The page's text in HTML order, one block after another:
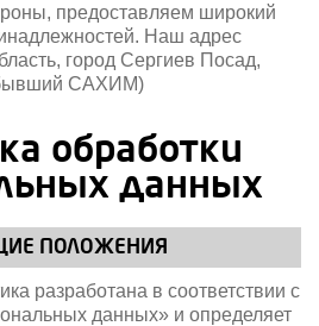
предоставляем широкий
Наш адрес
город Сергиев Посад,
САХИМ)
обработки
данных
ПОЛОЖЕНИЯ
разработана в соответствии с
данных» и определяет